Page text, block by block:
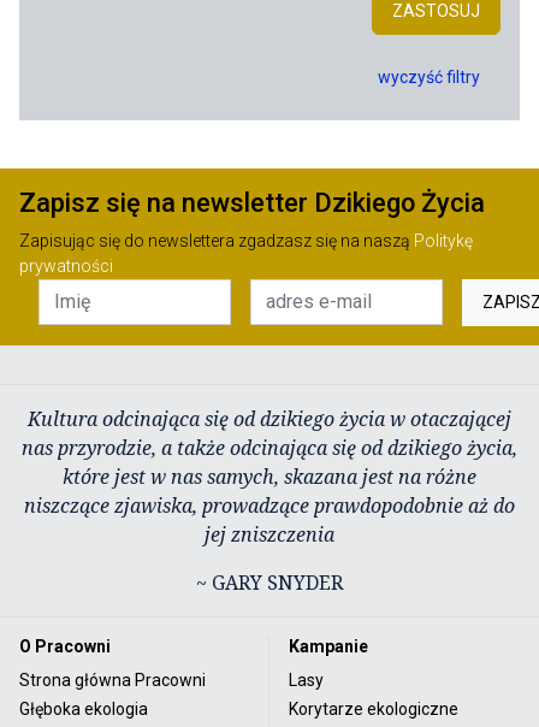
ZASTOSUJ
wyczyść filtry
Zapisz się na newsletter Dzikiego Życia
Zapisując się do newslettera zgadzasz się na naszą Politykę
prywatności
Kultura odcinająca się od dzikiego życia w otaczającej
nas przyrodzie, a także odcinająca się od dzikiego życia,
które jest w nas samych, skazana jest na różne
niszczące zjawiska, prowadzące prawdopodobnie aż do
jej zniszczenia
~ GARY SNYDER
O Pracowni
Strona główna Pracowni
Głęboka ekologia
Kampanie
Lasy
Korytarze ekologiczne